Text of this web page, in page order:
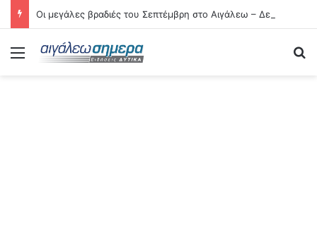
Menu